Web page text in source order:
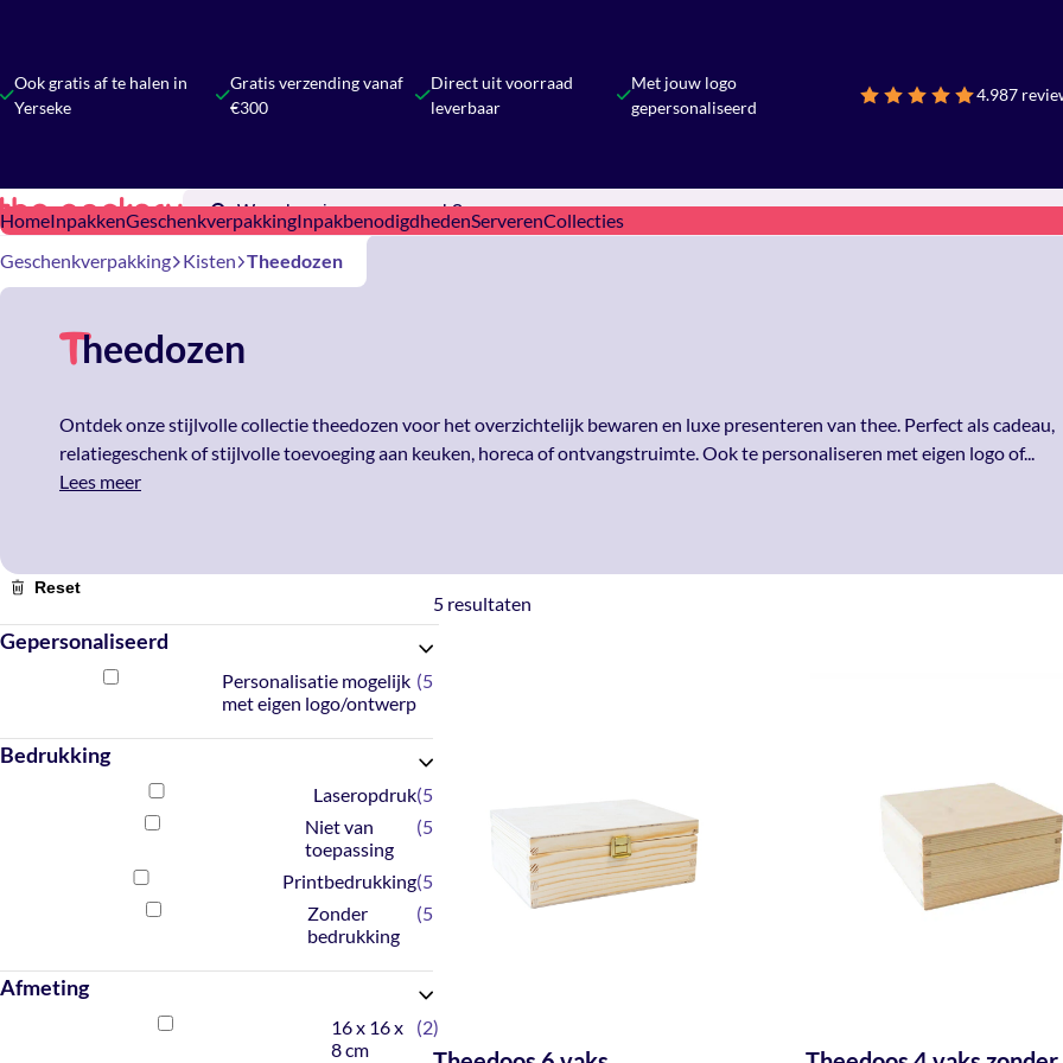
Ook gratis af te halen in
Yerseke
Gratis verzending vanaf
€300
Direct uit voorraad
leverbaar
Met jouw logo
gepersonaliseerd
4.987
HomeInpakkenGeschenkverpakkingInpakbenodigdhedenServerenCollecties
Geschenkverpakking Kisten Theedozen
Theedozen
Ontdek onze stijlvolle collectie theedozen voor het overzichtelijk bewaren en luxe presenteren van thee. Perfect als cadeau,
relatiegeschenk of stijlvolle toevoeging aan keuken, horeca of ontvangstruimte. Ook te personaliseren met eigen logo of...
Lees meer
Reset
Gepersonaliseerd
Personalisatie mogelijk
met eigen logo/ontwerp
5
Bedrukking
Laseropdruk 5
Niet van
toepassing
5
Printbedrukking 5
Zonder
bedrukking
5
Afmeting
16 x 16 x
8 cm
2
5 resultaten